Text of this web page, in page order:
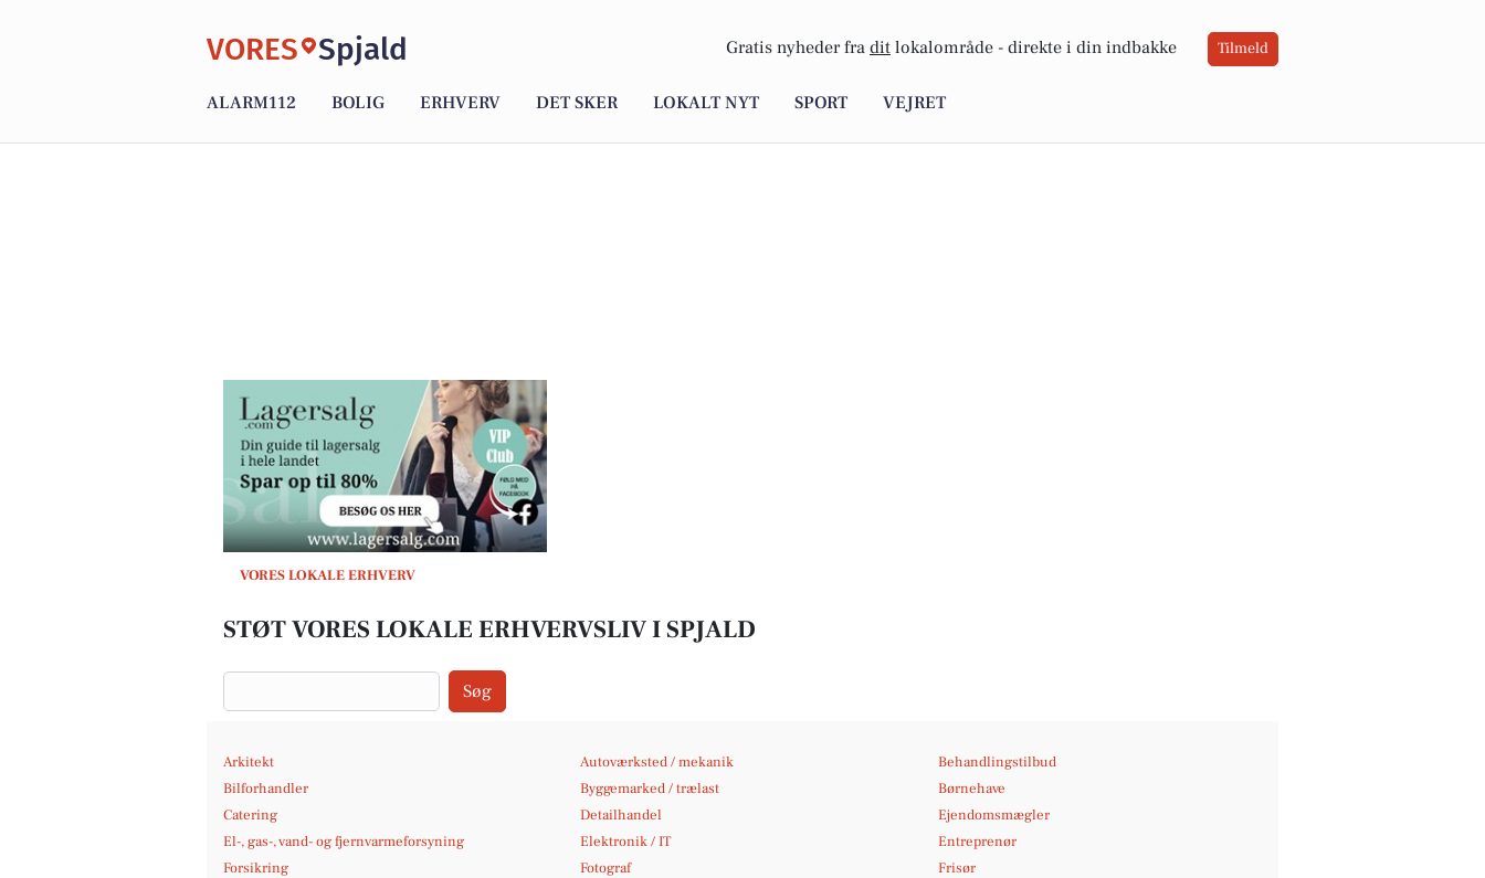
VORES Spjald Gratis nyheder fra dit lokalområde - direkte i din indbakke Tilmeld
ALARM112 BOLIG ERHVERV DET SKER LOKALT NYT SPORT VEJRET
VORES LOKALE ERHVERV
STØT VORES LOKALE ERHVERVSLIV I SPJALD
Søg
Arkitekt Autoværksted / mekanik
Behandlingstilbud
Bilforhandler
Byggemarked / trælast
Børnehave
Catering
Detailhandel
Ejendomsmægler
El-, gas-, vand- og fjernvarmeforsyning
Elektronik / IT
Entreprenør
Forsikring
Fotograf
Frisør